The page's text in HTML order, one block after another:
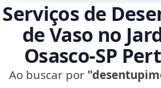
Serviços de
de Vaso no
Osasco‑SP
Ao buscar por